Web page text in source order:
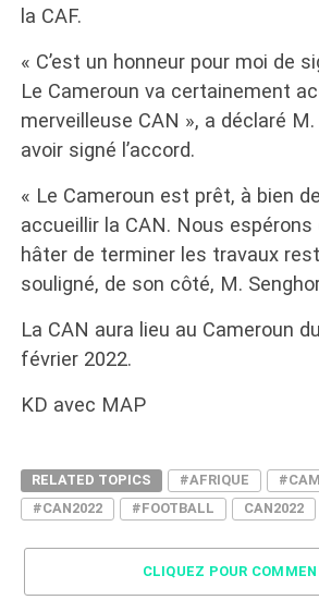
la CAF.
« C’est un honneur pour moi de
Le Cameroun va certainement
merveilleuse CAN », a déclaré
avoir signé l’accord.
« Le Cameroun est prêt, à bien
accueillir la CAN. Nous espérons
hâter de terminer les travaux
souligné, de son côté, M.
La CAN aura lieu au Cameroun
février 2022.
KD avec MAP
RELATED TOPICS #AFRIQUE
#CAN2022
#FOOTBALL CAN2022
CLIQUEZ POUR